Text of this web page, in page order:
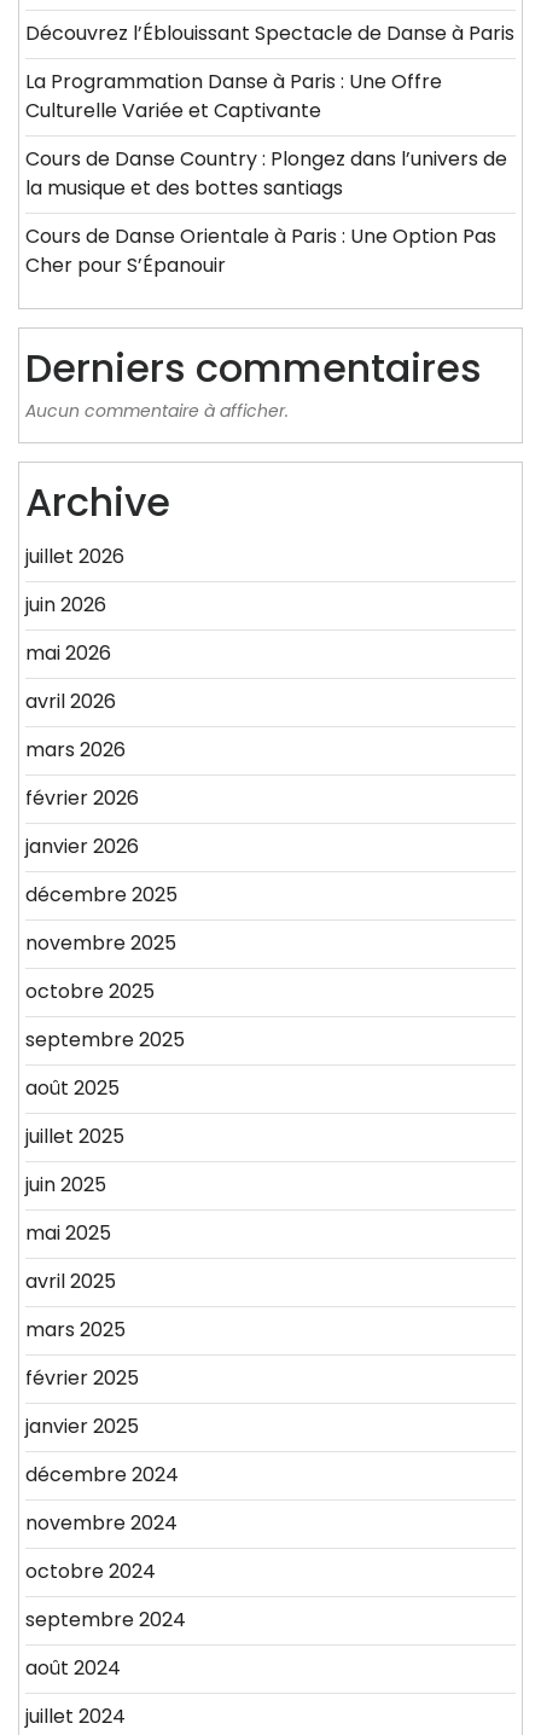
Découvrez l’Éblouissant Spectacle de Danse à Paris
La Programmation Danse à Paris : Une Offre
Culturelle Variée et Captivante
Cours de Danse Country : Plongez dans l’univers de
la musique et des bottes santiags
Cours de Danse Orientale à Paris : Une Option Pas
Cher pour S’Épanouir
Derniers commentaires
Aucun commentaire à afficher.
Archive
juillet 2026
juin 2026
mai 2026
avril 2026
mars 2026
février 2026
janvier 2026
décembre 2025
novembre 2025
octobre 2025
septembre 2025
août 2025
juillet 2025
juin 2025
mai 2025
avril 2025
mars 2025
février 2025
janvier 2025
décembre 2024
novembre 2024
octobre 2024
septembre 2024
août 2024
juillet 2024